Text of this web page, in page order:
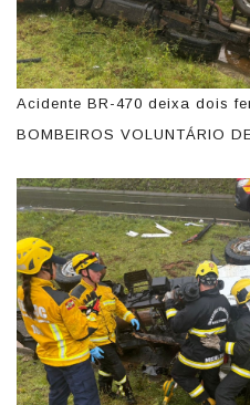
Acidente BR-470 deixa dois
BOMBEIROS VOLUNTÁRIO